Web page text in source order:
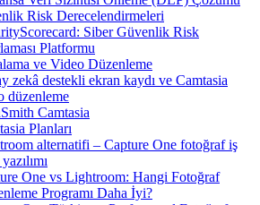
Risk Derecelendirmeleri
Siber Güvenlik Risk
Platformu
ve Video Düzenleme
zekâ destekli ekran kaydı ve Camtasia
düzenleme
Camtasia
Planları
alternatifi – Capture One fotoğraf iş
yazılımı
One vs Lightroom: Hangi Fotoğraf
Programı Daha İyi?